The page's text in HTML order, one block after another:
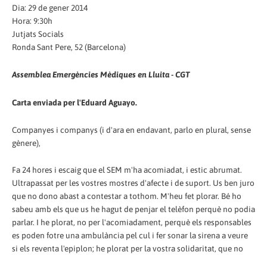
Dia: 29 de gener 2014
Hora: 9:30h
Jutjats Socials
Ronda Sant Pere, 52 (Barcelona)
Assemblea Emergències Mèdiques en Lluita - CGT
Carta enviada per l'Eduard Aguayo.
Companyes i companys (i d'ara en endavant, parlo en plural, sense
gènere),
Fa 24 hores i escaig que el SEM m'ha acomiadat, i estic abrumat.
Ultrapassat per les vostres mostres d'afecte i de suport. Us ben juro
que no dono abast a contestar a tothom. M'heu fet plorar. Bé ho
sabeu amb els que us he hagut de penjar el telèfon perquè no podia
parlar. I he plorat, no per l'acomiadament, perquè els responsables
es poden fotre una ambulància pel cul i fer sonar la sirena a veure
si els reventa l'epiplon; he plorat per la vostra solidaritat, que no